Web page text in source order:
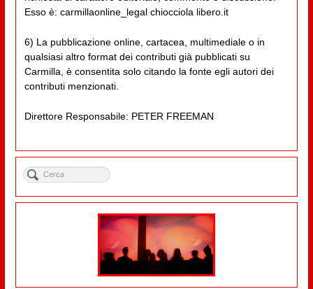
Esso è: carmillaonline_legal chiocciola libero.it
6) La pubblicazione online, cartacea, multimediale o in
qualsiasi altro format dei contributi già pubblicati su
Carmilla, è consentita solo citando la fonte egli autori dei
contributi menzionati.
Direttore Responsabile: PETER FREEMAN